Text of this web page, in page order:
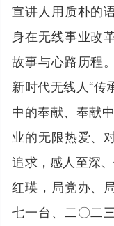
宣讲人用质朴的
身在无线事业改
故事与心路历程
新时代无线人“传
中的奉献、奉献
业的无限热爱、
追求，感人至深
红瑛，局党办、
七一台、二〇二